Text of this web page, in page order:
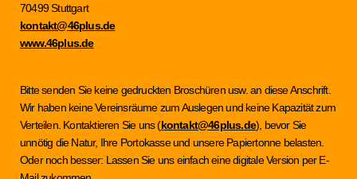
70499 Stuttgart
kontakt@46plus.de
www.46plus.de
Bitte senden Sie keine gedruckten Broschüren usw. an diese Anschrift.
Wir haben keine Vereinsräume zum Auslegen und keine Kapazität zum
Verteilen. Kontaktieren Sie uns (kontakt@46plus.de), bevor Sie
unnötig die Natur, Ihre Portokasse und unsere Papiertonne belasten.
Oder noch besser: Lassen Sie uns einfach eine digitale Version per E-